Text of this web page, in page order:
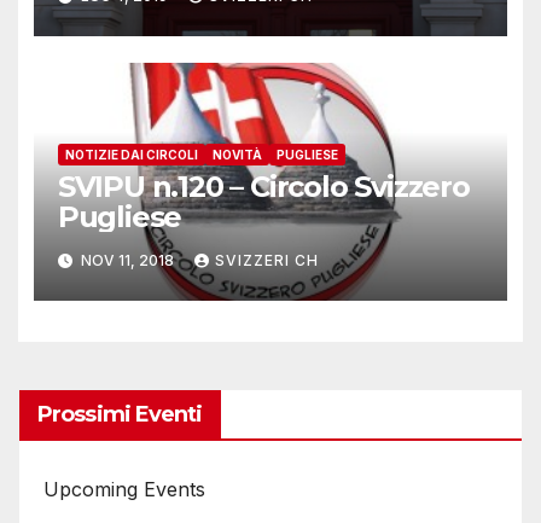
NOTIZIE DAI CIRCOLI NOVITÀ PUGLIESE
SVIPU n.120 – Circolo Svizzero
Pugliese
NOV 11, 2018 SVIZZERI CH
Prossimi Eventi
Upcoming Events